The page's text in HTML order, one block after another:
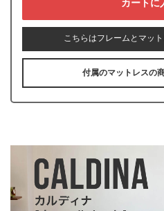
こちらはフレームとマッ
付属のマットレスの